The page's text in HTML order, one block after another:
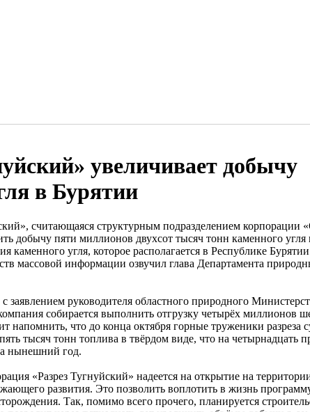
увеличивает добычу
в Бурятии
считающаяся структурным подразделением
добычу пяти миллионов двухсот тысяч тонн каменного угля
каменного угля, которое располагается в Республике
массовой информации озвучил глава Департамента
заявлением руководителя областного природного
собирается выполнить отгрузку четырёх миллионов
напомнить, что до конца октября горные труженики разреза
тысяч тонн топлива в твёрдом виде, что на четырнадцать
нынешний год.
«Разрез Тугнуйский» надеется на открытие на
развития. Это позволить воплотить в жизнь
Так, помимо всего прочего, планируется